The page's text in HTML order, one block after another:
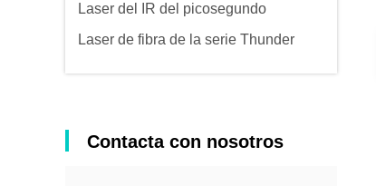
Laser del IR del picosegundo
Laser de fibra de la serie Thunder
Contacta con nosotros